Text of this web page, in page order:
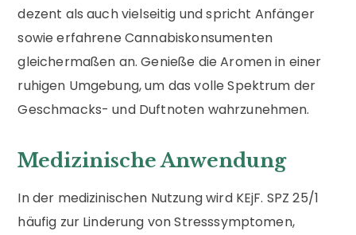
dezent als auch vielseitig und spricht Anfänger
sowie erfahrene Cannabiskonsumenten
gleichermaßen an. Genieße die Aromen in einer
ruhigen Umgebung, um das volle Spektrum der
Geschmacks- und Duftnoten wahrzunehmen.
Medizinische Anwendung
In der medizinischen Nutzung wird KEjF. SPZ 25/1
häufig zur Linderung von Stresssymptomen,